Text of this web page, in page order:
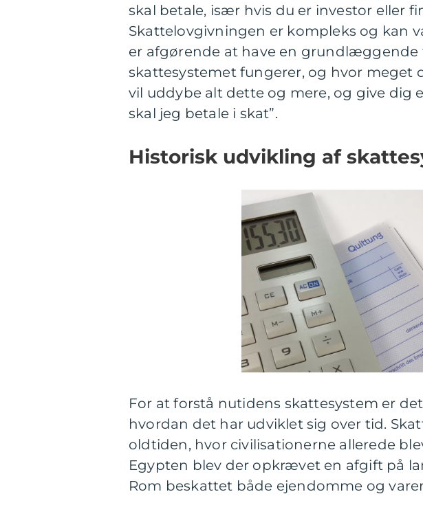
skal betale, især hvis du er investor eller
Skattelovgivningen er kompleks og kan
er afgørende at have en grundlæggende
skattesystemet fungerer, og hvor meget
vil uddybe alt dette og mere, og give dig
skal jeg betale i skat”.
Historisk udvikling af
For at forstå nutidens skattesystem er
hvordan det har udviklet sig over tid.
oldtiden, hvor civilisationerne allerede
Egypten blev der opkrævet en afgift på
Rom beskattet både ejendomme og